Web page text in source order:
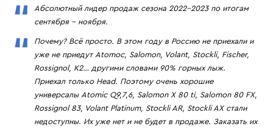
Абсолютный лидер продаж сезона 2022-2023 по итогам
сентября – ноября.
Почему? Всё просто. В этом году в Россию не приехали и
уже не приедут Atomoc, Salomon, Volant, Stockli, Fischer,
Rossignol, K2… другими словами 90% горных лыж.
Приехал только Head. Поэтому очень хорошие
универсалы Atomic Q9,7,6, Salomon X 80 ti, Salomon 80 FX,
Rossignol 83, Volant Platinum, Stockli AR, Stockli AX стали
недоступны. Их уже нет и не будет в продаже. Заказать их